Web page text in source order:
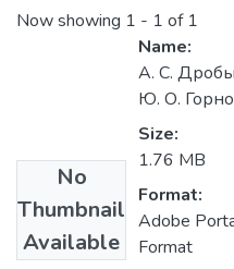
Now showing 1 - 1 of 1
No
Thumbnail
Available
Name:
А. С.
Ю. О.
Size:
1.76 MB
Format:
Adobe
Format